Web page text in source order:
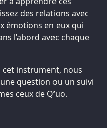
des relations avec
émotions en eux qui
l’abord avec chaque
instrument, nous
question ou un suivi
ceux de Q’uo.